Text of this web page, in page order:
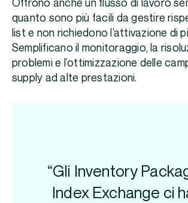
Offrono anche un flusso di lavoro
quanto sono più facili da gestire
list e non richiedono l’attivazione di
Semplificano il monitoraggio, la
problemi e l’ottimizzazione delle
supply ad alte prestazioni.
“Gli Inventory
Index Exchange ci